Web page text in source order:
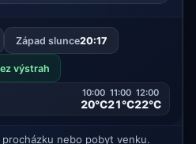
Západ slunce20:17
výstrah
10:00
20°C
11:00
21°C
12:00
22°C
nebo pobyt venku.